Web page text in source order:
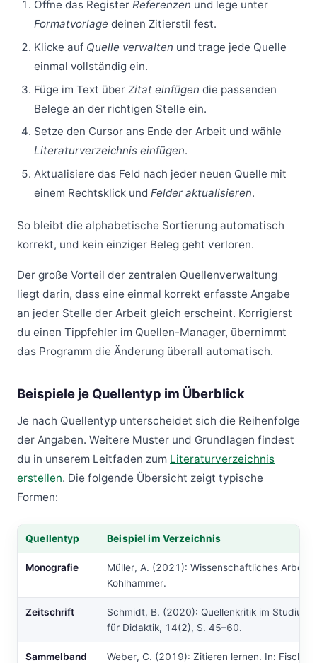
Öffne das Register Referenzen und lege unter
Formatvorlage deinen Zitierstil fest.
Klicke auf Quelle verwalten und trage jede Quelle
einmal vollständig ein.
Füge im Text über Zitat einfügen die passenden
Belege an der richtigen Stelle ein.
Setze den Cursor ans Ende der Arbeit und wähle
Literaturverzeichnis einfügen.
Aktualisiere das Feld nach jeder neuen Quelle mit
einem Rechtsklick und Felder aktualisieren.
So bleibt die alphabetische Sortierung automatisch
korrekt, und kein einziger Beleg geht verloren.
Der große Vorteil der zentralen Quellenverwaltung
liegt darin, dass eine einmal korrekt erfasste Angabe
an jeder Stelle der Arbeit gleich erscheint. Korrigierst
du einen Tippfehler im Quellen-Manager, übernimmt
das Programm die Änderung überall automatisch.
Beispiele je Quellentyp im Überblick
Je nach Quellentyp unterscheidet sich die Reihenfolge
der Angaben. Weitere Muster und Grundlagen findest
du in unserem Leitfaden zum Literaturverzeichnis
erstellen. Die folgende Übersicht zeigt typische
Formen:
Tabelle: Quellentyp, Beispiel im Verzeichnis
Quellentyp Beispiel im Verzeichnis
Monografie
Müller, A. (2021): Wissenschaftliches
Kohlhammer.
Zeitschrift
Schmidt, B. (2020): Quellenkritik im
für Didaktik, 14(2), S. 45–60.
Sammelband
Weber, C. (2019): Zitieren lernen. In: